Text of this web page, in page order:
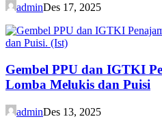
adminDes 17, 2025
Gembel PPU dan IGTKI
Lomba Melukis dan Puisi
adminDes 13, 2025